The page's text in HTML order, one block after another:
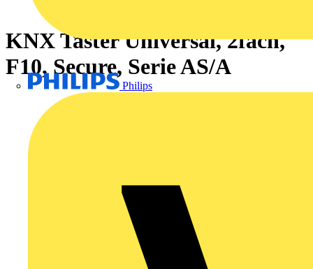
Philips
KNX Taster Universal, 2fach,
F10, Secure, Serie AS/A